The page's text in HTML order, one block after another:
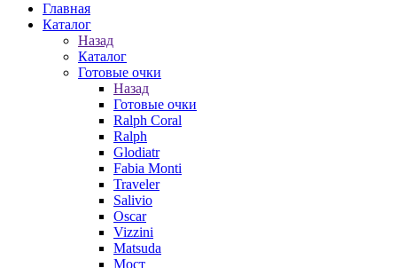
Главная
Каталог
Назад
Каталог
Готовые очки
Назад
Готовые очки
Ralph Coral
Ralph
Glodiatr
Fabia Monti
Traveler
Salivio
Oscar
Vizzini
Matsuda
Мост